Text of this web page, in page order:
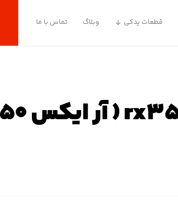
قطعات یدکی وبلاگ تماس با ما